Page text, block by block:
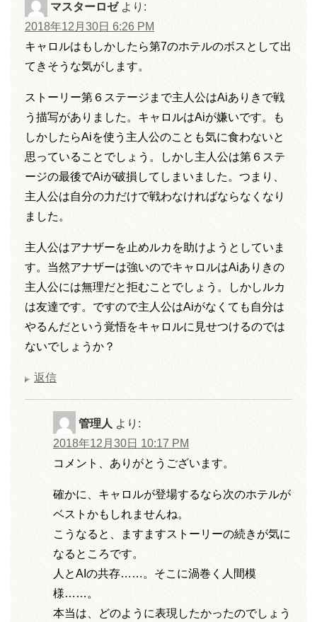
マスターロゼ より:
2018年12月30日 6:26 PM
キャロルはもしかしたら第7のホテルのボスとして出
てきそうな気がします。
ストーリー第６ステージまで主人公はAiありきで戦
う描写がありました。キャロルはAiが嫌いです。も
しかしたらAiを使う主人公のことも気に食わないと
思っていることでしょう。しかし主人公は第６ステ
ージの最後でAiが破損してしまいました。つまり、
主人公は自分の力だけで戦わなければならなくなり
ました。
主人公はアナザーを止めルカを助けようとしていま
す。当然アナザーは強いのでキャロルはAiありきの
主人公には無理だと拒むことでしょう。しかしルカ
は友達です。ですので主人公はAiがなくても自分は
やるんだという覚悟をキャロルに見せつけるのでは
ないでしょうか？
返信
管理人 より:
2018年12月30日 10:17 PM
コメント、ありがとうございます。
確かに、キャロルが登場するなら次のホテルが
ベストかもしれませんね。
こうなると、ますますストーリーの続きが気に
なるところです。
人とAIの共存……。そこに渦巻く人間模
様……。
本当は、どのように表現したかったのでしょう